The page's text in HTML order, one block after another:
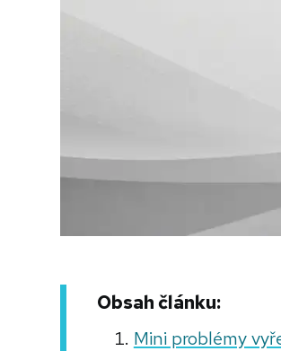
Obsah článku:
Mini problémy